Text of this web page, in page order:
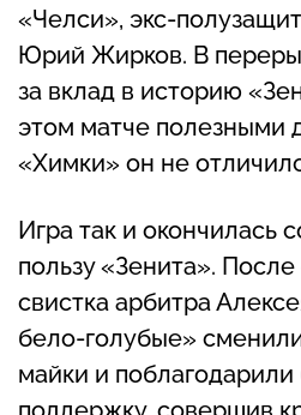
«Челси», экс-
Юрий Жирков. В
за вклад в историю
этом матче полезными
«Химки» он не
Игра так и окончилась
пользу «Зенита».
свистка арбитра
бело-голубые»
майки и